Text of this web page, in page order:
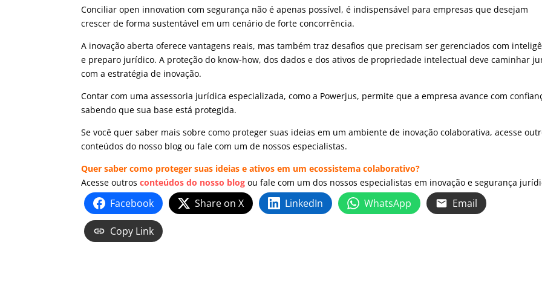
Conciliar open innovation com segurança não é apenas possível, é indispensável para empresas que desejam
crescer de forma sustentável em um cenário de forte concorrência.
A inovação aberta oferece vantagens reais, mas também traz desafios que precisam ser gerenciados com
e preparo jurídico.A proteção do know-how, dos dados e dos ativos de propriedade intelectual deve caminhar
com a estratégia de inovação.
Contar com uma assessoria jurídica especializada, como a Powerjus, permite que a empresa avance com
sabendo que sua base está protegida.
Se você quer saber mais sobre como proteger suas ideias em um ambiente de inovação colaborativa, acesse
conteúdos do nosso blog ou fale com um de nossos especialistas.
Quer saber como proteger suas ideias e ativos em um ecossistema colaborativo?
Acesse outrosconteúdos do nosso blog ou fale com um dos nossos especialistas em inovação e segurança
Facebook Share on X LinkedIn WhatsApp Email
Copy Link